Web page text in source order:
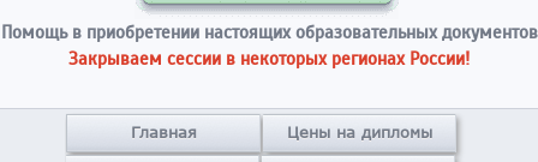
Помощь в приобретении настоящих образовательных документов
Закрываем сессии в некоторых регионах России!
Главная Цены на дипломы